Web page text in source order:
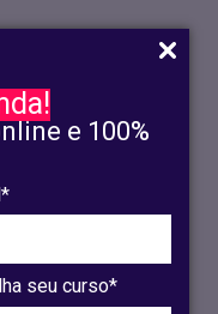
e 100%
seu curso*